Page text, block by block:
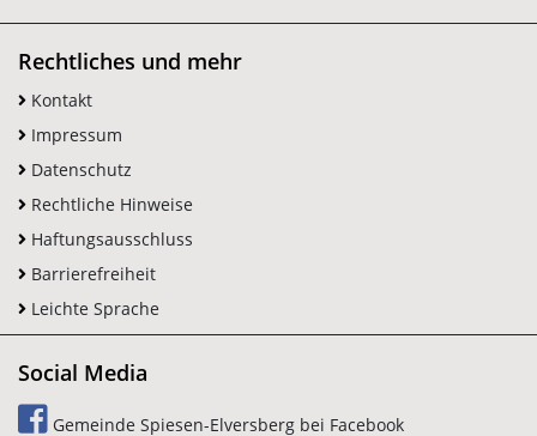
Rechtliches und mehr
Kontakt
Impressum
Datenschutz
Rechtliche Hinweise
Haftungsausschluss
Barrierefreiheit
Leichte Sprache
Social Media
Gemeinde Spiesen-Elversberg bei Facebook